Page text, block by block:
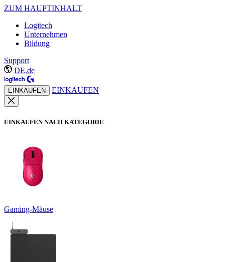
ZUM HAUPTINHALT
Logitech
Unternehmen
Bildung
Support
DE,de
EINKAUFEN EINKAUFEN
EINKAUFEN NACH KATEGORIE
Gaming-Mäuse